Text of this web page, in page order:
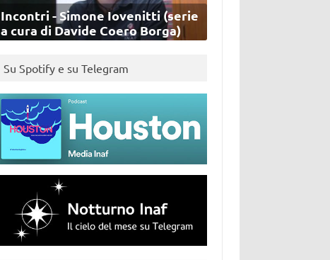
Incontri - Simone Iovenitti (serie
a cura di Davide Coero Borga)
Su Spotify e su Telegram